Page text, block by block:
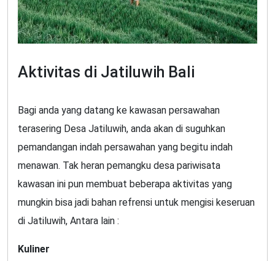
Aktivitas di Jatiluwih Bali
Bagi anda yang datang ke kawasan persawahan
terasering Desa Jatiluwih, anda akan di suguhkan
pemandangan indah persawahan yang begitu indah
menawan. Tak heran pemangku desa pariwisata
kawasan ini pun membuat beberapa aktivitas yang
mungkin bisa jadi bahan refrensi untuk mengisi keseruan
di Jatiluwih, Antara lain :
Kuliner